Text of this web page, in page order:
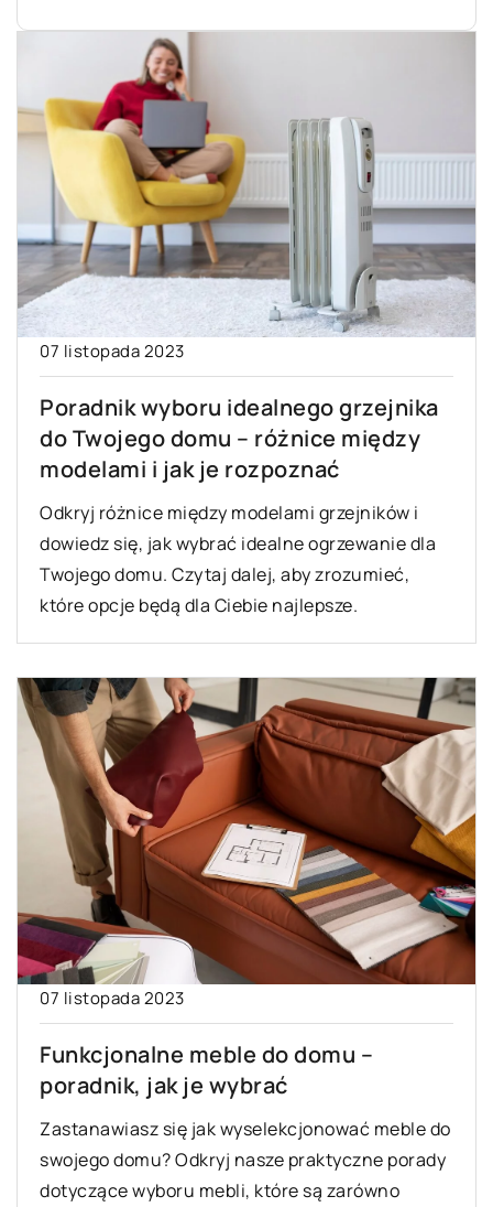
07 listopada 2023
Poradnik wyboru idealnego grzejnika
do Twojego domu – różnice między
modelami i jak je rozpoznać
Odkryj różnice między modelami grzejników i
dowiedz się, jak wybrać idealne ogrzewanie dla
Twojego domu. Czytaj dalej, aby zrozumieć,
które opcje będą dla Ciebie najlepsze.
07 listopada 2023
Funkcjonalne meble do domu –
poradnik, jak je wybrać
Zastanawiasz się jak wyselekcjonować meble do
swojego domu? Odkryj nasze praktyczne porady
dotyczące wyboru mebli, które są zarówno